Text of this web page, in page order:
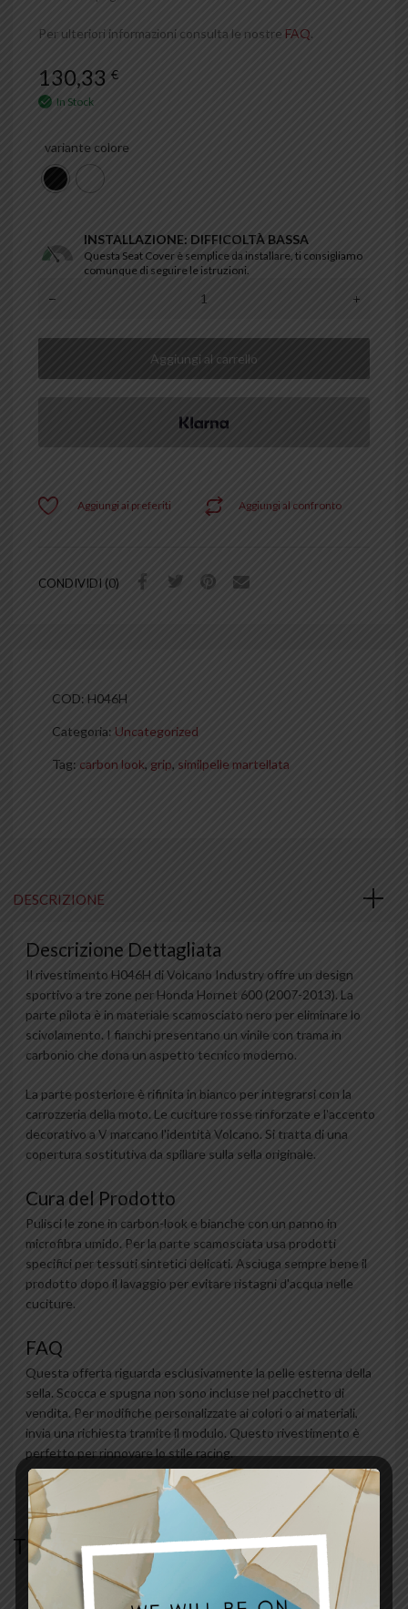
Per ulteriori informazioni consulta le nostre FAQ.
130,33 €
In Stock
variante colore
INSTALLAZIONE: DIFFICOLTÀ BASSA
Questa Seat Cover è semplice da installare, ti consigliamo
comunque di seguire le istruzioni.
Aggiungi al carrello
Aggiungi al confronto
Aggiungi ai preferiti
CONDIVIDI (0)
COD: H046H
Categoria: Uncategorized
Tag: carbon look, grip, similpelle martellata
DESCRIZIONE
Descrizione Dettagliata
Il rivestimento H046H di Volcano Industry offre un design
sportivo a tre zone per Honda Hornet 600 (2007-2013). La
parte pilota è in materiale scamosciato nero per eliminare lo
scivolamento. I fianchi presentano un vinile con trama in
carbonio che dona un aspetto tecnico moderno.
La parte posteriore è rifinita in bianco per integrarsi con la
carrozzeria della moto. Le cuciture rosse rinforzate e l'accento
decorativo a V marcano l'identità Volcano. Si tratta di una
copertura sostitutiva da spillare sulla sella originale.
Cura del Prodotto
Pulisci le zone in carbon-look e bianche con un panno in
microfibra umido. Per la parte scamosciata usa prodotti
specifici per tessuti sintetici delicati. Asciuga sempre bene il
prodotto dopo il lavaggio per evitare ristagni d'acqua nelle
cuciture.
FAQ
Questa offerta riguarda esclusivamente la pelle esterna della
sella. Scocca e spugna non sono incluse nel pacchetto di
vendita. Per modifiche personalizzate ai colori o ai materiali,
invia una richiesta tramite il modulo. Questo rivestimento è
perfetto per rinnovare lo stile racing.
TI POTREBBE INTERESSARE…